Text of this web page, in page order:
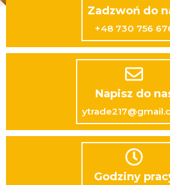
Zadzwoń do
+48 730 756
Napisz do
Godziny